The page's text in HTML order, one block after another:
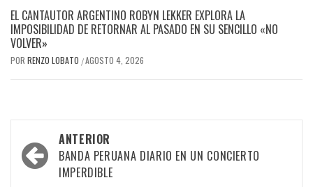
EL CANTAUTOR ARGENTINO ROBYN LEKKER EXPLORA LA
IMPOSIBILIDAD DE RETORNAR AL PASADO EN SU SENCILLO «NO
VOLVER»
POR RENZO LOBATO /AGOSTO 4, 2026
Navegación
por
ANTERIOR
BANDA PERUANA DIARIO EN UN CONCIERTO
IMPERDIBLE